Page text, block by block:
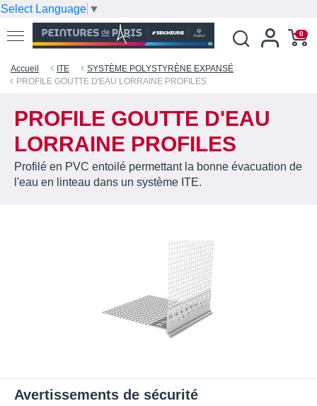
Select Language ▼
0
Accueil ITE
SYSTÈME POLYSTYRÈNE EXPANSÉ
PROFILE GOUTTE D'EAU LORRAINE PROFILES
PROFILE GOUTTE D'EAU
LORRAINE PROFILES
Profilé en PVC entoilé permettant la bonne évacuation de
l'eau en linteau dans un système ITE.
Avertissements de sécurité